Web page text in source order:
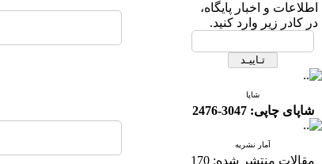
اطلاعات و اخبار پایگاه،
در کادر زیر وارد کنید.
شاپا
شاپای چاپی: 3047-2476
آمار نشریه
مقالات منتشر شده: 170